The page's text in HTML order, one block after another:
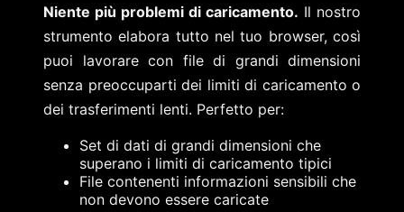
Niente più problemi di caricamento. Il nostro
strumento elabora tutto nel tuo browser, così
puoi lavorare con file di grandi dimensioni
senza preoccuparti dei limiti di caricamento o
dei trasferimenti lenti. Perfetto per:
Set di dati di grandi dimensioni che
superano i limiti di caricamento tipici
File contenenti informazioni sensibili che
non devono essere caricate